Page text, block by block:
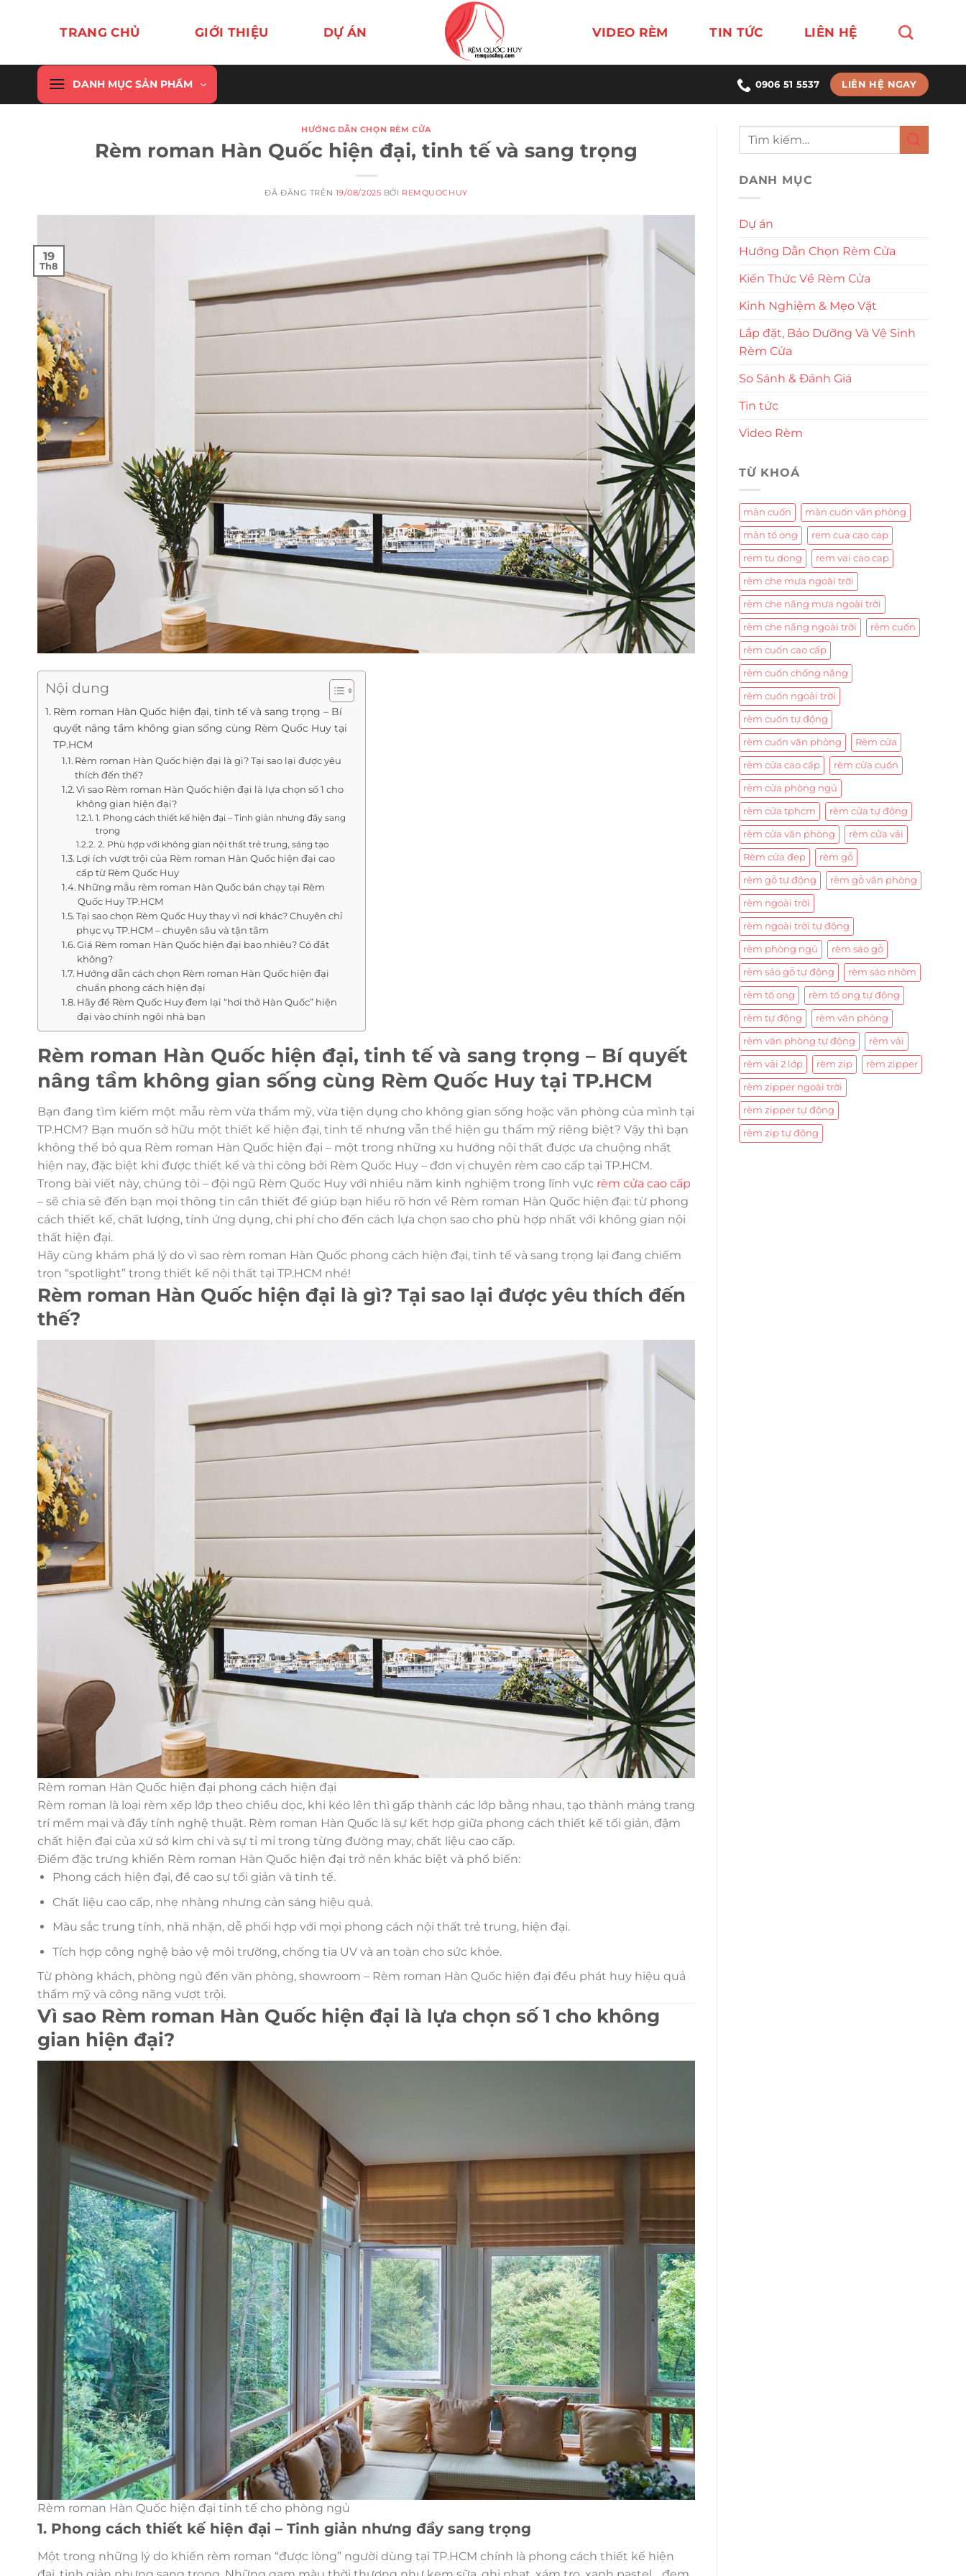
dung
TRANG CHỦ GIỚI THIỆU DỰ ÁN VIDEO RÈM TIN TỨC LIÊN HỆ
DANH MỤC SẢN PHẨM 0906 51 5537 LIÊN HỆ NGAY
HƯỚNG DẪN CHỌN RÈM CỬA
Rèm roman Hàn Quốc hiện đại, tinh tế và sang trọng
ĐÃ ĐĂNG TRÊN 19/08/2025 BỞI REMQUOCHUY
19
Th8
Nội dung
Rèm roman Hàn Quốc hiện đại, tinh tế và sang trọng – Bí
quyết nâng tầm không gian sống cùng Rèm Quốc Huy tại
TP.HCM
Rèm roman Hàn Quốc hiện đại là gì? Tại sao lại được yêu
thích đến thế?
Vì sao Rèm roman Hàn Quốc hiện đại là lựa chọn số 1 cho
không gian hiện đại?
1. Phong cách thiết kế hiện đại – Tinh giản nhưng đầy sang
trọng
2. Phù hợp với không gian nội thất trẻ trung, sáng tạo
Lợi ích vượt trội của Rèm roman Hàn Quốc hiện đại cao
cấp từ Rèm Quốc Huy
Những mẫu rèm roman Hàn Quốc bán chạy tại Rèm
Quốc Huy TP.HCM
Tại sao chọn Rèm Quốc Huy thay vì nơi khác? Chuyên chỉ
phục vụ TP.HCM – chuyên sâu và tận tâm
Giá Rèm roman Hàn Quốc hiện đại bao nhiêu? Có đắt
không?
Hướng dẫn cách chọn Rèm roman Hàn Quốc hiện đại
chuẩn phong cách hiện đại
Hãy để Rèm Quốc Huy đem lại “hơi thở Hàn Quốc” hiện
đại vào chính ngôi nhà bạn
Rèm roman Hàn Quốc hiện đại, tinh tế và sang trọng – Bí quyết
nâng tầm không gian sống cùng Rèm Quốc Huy tại TP.HCM
Bạn đang tìm kiếm một mẫu rèm vừa thẩm mỹ, vừa tiện dụng cho không gian sống hoặc văn phòng của mình tại
TP.HCM? Bạn muốn sở hữu một thiết kế hiện đại, tinh tế nhưng vẫn thể hiện gu thẩm mỹ riêng biệt? Vậy thì bạn
không thể bỏ qua Rèm roman Hàn Quốc hiện đại – một trong những xu hướng nội thất được ưa chuộng nhất
hiện nay, đặc biệt khi được thiết kế và thi công bởi Rèm Quốc Huy – đơn vị chuyên rèm cao cấp tại TP.HCM.
Trong bài viết này, chúng tôi – đội ngũ Rèm Quốc Huy với nhiều năm kinh nghiệm trong lĩnh vực rèm cửa cao cấp
– sẽ chia sẻ đến bạn mọi thông tin cần thiết để giúp bạn hiểu rõ hơn về Rèm roman Hàn Quốc hiện đại: từ phong
cách thiết kế, chất lượng, tính ứng dụng, chi phí cho đến cách lựa chọn sao cho phù hợp nhất với không gian nội
thất hiện đại.
Hãy cùng khám phá lý do vì sao rèm roman Hàn Quốc phong cách hiện đại, tinh tế và sang trọng lại đang chiếm
trọn “spotlight” trong thiết kế nội thất tại TP.HCM nhé!
Rèm roman Hàn Quốc hiện đại là gì? Tại sao lại được yêu thích đến
thế?
Rèm roman Hàn Quốc hiện đại phong cách hiện đại
Rèm roman là loại rèm xếp lớp theo chiều dọc, khi kéo lên thì gấp thành các lớp bằng nhau, tạo thành mảng trang
trí mềm mại và đầy tính nghệ thuật. Rèm roman Hàn Quốc là sự kết hợp giữa phong cách thiết kế tối giản, đậm
chất hiện đại của xứ sở kim chi và sự tỉ mỉ trong từng đường may, chất liệu cao cấp.
Điểm đặc trưng khiến Rèm roman Hàn Quốc hiện đại trở nên khác biệt và phổ biến:
Phong cách hiện đại, đề cao sự tối giản và tinh tế.
Chất liệu cao cấp, nhẹ nhàng nhưng cản sáng hiệu quả.
Màu sắc trung tính, nhã nhặn, dễ phối hợp với mọi phong cách nội thất trẻ trung, hiện đại.
Tích hợp công nghệ bảo vệ môi trường, chống tia UV và an toàn cho sức khỏe.
Từ phòng khách, phòng ngủ đến văn phòng, showroom – Rèm roman Hàn Quốc hiện đại đều phát huy hiệu quả
thẩm mỹ và công năng vượt trội.
Vì sao Rèm roman Hàn Quốc hiện đại là lựa chọn số 1 cho không
gian hiện đại?
Rèm roman Hàn Quốc hiện đại tinh tế cho phòng ngủ
1. Phong cách thiết kế hiện đại – Tinh giản nhưng đầy sang trọng
Một trong những lý do khiến rèm roman “được lòng” người dùng tại TP.HCM chính là phong cách thiết kế hiện
DANH MỤC
Dự án
Hướng Dẫn Chọn Rèm Cửa
Kiến Thức Về Rèm Cửa
Kinh Nghiệm & Mẹo Vặt
Lắp đặt, Bảo Dưỡng Và Vệ Sinh
Rèm Cửa
So Sánh & Đánh Giá
Tin tức
Video Rèm
TỪ KHOÁ
màn cuốn màn cuốn văn phòng
màn tổ ong rem cua cao cap
rem tu dong rem vai cao cap
rèm che mưa ngoài trời
rèm che nắng mưa ngoài trời
rèm che nắng ngoài trời rèm cuốn
rèm cuốn cao cấp
rèm cuốn chống nắng
rèm cuốn ngoài trời
rèm cuốn tự động
rèm cuốn văn phòng Rèm cửa
rèm cửa cao cấp rèm cửa cuốn
rèm cửa phòng ngủ
rèm cửa tphcm rèm cửa tự động
rèm cửa văn phòng rèm cửa vải
Rèm cửa đẹp rèm gỗ
rèm gỗ tự động rèm gỗ văn phòng
rèm ngoài trời
rèm ngoài trời tự động
rèm phòng ngủ rèm sáo gỗ
rèm sáo gỗ tự động rèm sáo nhôm
rèm tổ ong rèm tổ ong tự động
rèm tự động rèm văn phòng
rèm văn phòng tự động rèm vải
rèm vải 2 lớp rèm zip rèm zipper
rèm zipper ngoài trời
rèm zipper tự động
rèm zip tự động